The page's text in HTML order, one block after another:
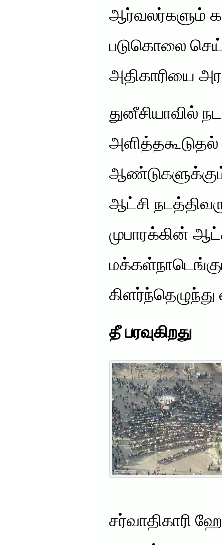
ஆர்வலர்களும்
படுகொலை
அதிகாரியை
துனீசியாவில்
ஆட்சி
முபாரக்கின்
தீ பரவுகிறது
சர்வாதிகாரி